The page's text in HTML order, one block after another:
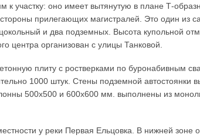
к участку: оно имеет вытянутую в плане Т-
прилегающих магистралей. Это один из
и два подземных. Высота купольной
центра организован с улицы Танковой.
плиту с ростверками по буронабивным
1000 штук. Стены подземной автостоянки
500х500 и 600х600 мм. выполнены из
у реки Первая Ельцовка. В нижней зоне